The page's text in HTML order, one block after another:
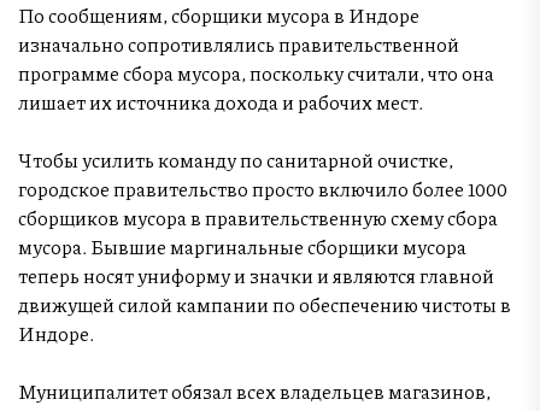
По сообщениям, сборщики мусора в Индоре
изначально сопротивлялись правительственной
программе сбора мусора, поскольку считали, что она
лишает их источника дохода и рабочих мест.
Чтобы усилить команду по санитарной очистке,
городское правительство просто включило более 1000
сборщиков мусора в правительственную схему сбора
мусора. Бывшие маргинальные сборщики мусора
теперь носят униформу и значки и являются главной
движущей силой кампании по обеспечению чистоты в
Индоре.
Муниципалитет обязал всех владельцев магазинов,